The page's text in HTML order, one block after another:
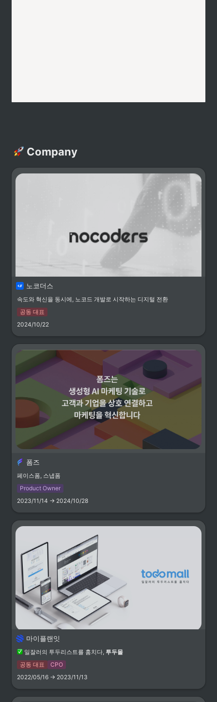
Company
노코더스
· 공동 대표
· 24.11 ~
노코더스 ㅣ 웹에이전시
속도와 혁신을 동시에, 노코드 버
블 - bubble.io로 디지털 전환을
시작하세요. MVP개발, 홈페이지
개발, 앱 개발 전문 웹에이전시
https://nocoders.kr/
노코더스 ㅣ 버블 강의
노코더스와 함께 버블 공부를 시
작하세요. 버블 전문가가 어려운
노코더스
속도와 혁신을 동시에, 노코드 개발로 시작하는 디지털 전환
공동 대표
2024/10/22
폼즈
페이스폼, 스냅폼
Product Owner
2023/11/14 → 2024/10/28
성과
마이플랜잇
일잘러의 투두리스트를 훔치다, 투두몰
공동 대표
CPO
2022/05/16 → 2023/11/13